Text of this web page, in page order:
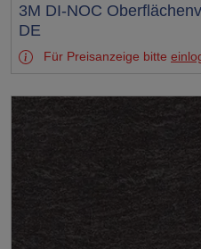
Test
3M DI-NOC
DE
Für Preisanzeige bitte